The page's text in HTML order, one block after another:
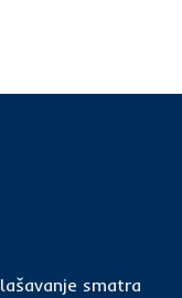
smatra